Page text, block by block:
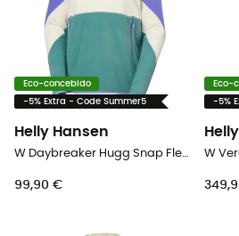
Eco-concebido
-5% Extra - Code Summer5
Helly Hansen
W Daybreaker Hugg Snap Fleece - Polar mulher
99,90 €
Eco-
-5%